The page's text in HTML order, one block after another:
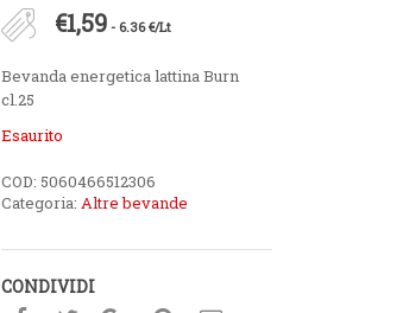
€1,59 - 6.36 €/Lt
Bevanda energetica lattina Burn
cl.25
Esaurito
COD: 5060466512306
Categoria:Altre bevande
CONDIVIDI